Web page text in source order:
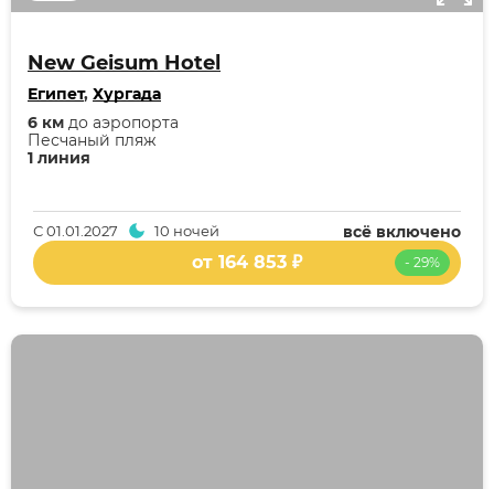
New Geisum Hotel
Египет, Хургада
1 линия
Песчаный пляж
6 км до аэропорта
всё включено
С01.01.2027 10 ночей
- 29%
от 164 853 ₽